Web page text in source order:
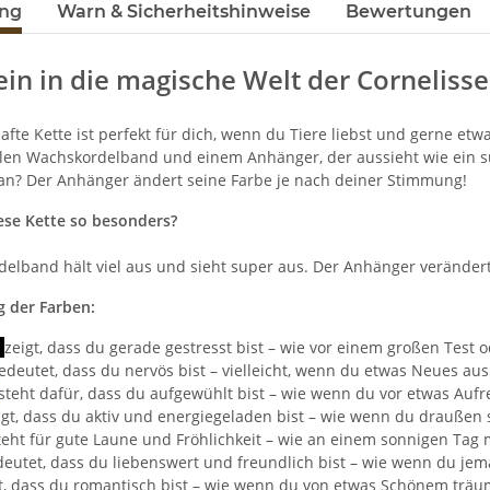
Warn & Sicherheitshinweise Bewertungen
in die magische Welt der
Kette ist perfekt für dich, wenn du Tiere liebst und gerne
Wachskordelband und einem Anhänger, der aussieht wie ein
Der Anhänger ändert seine Farbe je nach deiner Stimmung!
Kette so besonders?
hält viel aus und sieht super aus. Der Anhänger
der Farben:
zeigt, dass du gerade gestresst bist – wie vor einem großen Test
dass du nervös bist – vielleicht, wenn du etwas Neues
dafür, dass du aufgewühlt bist – wie wenn du vor etwas
dass du aktiv und energiegeladen bist – wie wenn du draußen
für gute Laune und Fröhlichkeit – wie an einem sonnigen Tag
dass du liebenswert und freundlich bist – wie wenn du
dass du romantisch bist – wie wenn du von etwas Schönem